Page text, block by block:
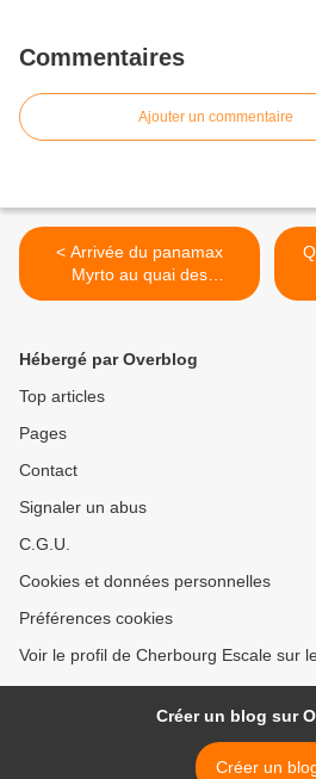
Commentaires
Ajouter un commentaire
< Arrivée du panamax
Myrto au quai des
Flamands
Hébergé par Overblog
Top articles
Pages
Contact
Signaler un abus
C.G.U.
Cookies et données personnelles
Préférences cookies
Voir le profil de Cherbourg Escale sur
Créer un blog sur
Créer un